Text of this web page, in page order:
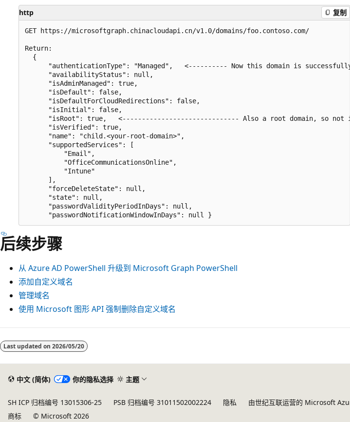
http 复制
GET https://microsoftgraph.chinacloudapi.cn/v1.0/domains/foo.contoso.com/
Return:
  {
"authenticationType": "Managed",   <---------- Now this domain is
      "availabilityStatus": null,
      "isAdminManaged": true,
      "isDefault": false,
      "isDefaultForCloudRedirections": false,
      "isInitial": false,
"isRoot": true,   <------------------------------ Also a root domain, so not
      "isVerified": true,
      "name": "child.<your-root-domain>",
      "supportedServices": [
          "Email",
          "OfficeCommunicationsOnline",
          "Intune"
      ],
      "forceDeleteState": null,
      "state": null,
      "passwordValidityPeriodInDays": null,
后续步骤
从 Azure AD PowerShell 升级到 Microsoft Graph PowerShell
添加自定义域名
管理域名
使用 Microsoft 图形 API 强制删除自定义域名
Last updated on 2026/05/20
中文 (简体) 你的隐私选择 主题
SH ICP 归档编号 13015306-25 PSB 归档编号 31011502002224 隐私 由世纪互联运营的 Microsoft
商标
© Microsoft 2026